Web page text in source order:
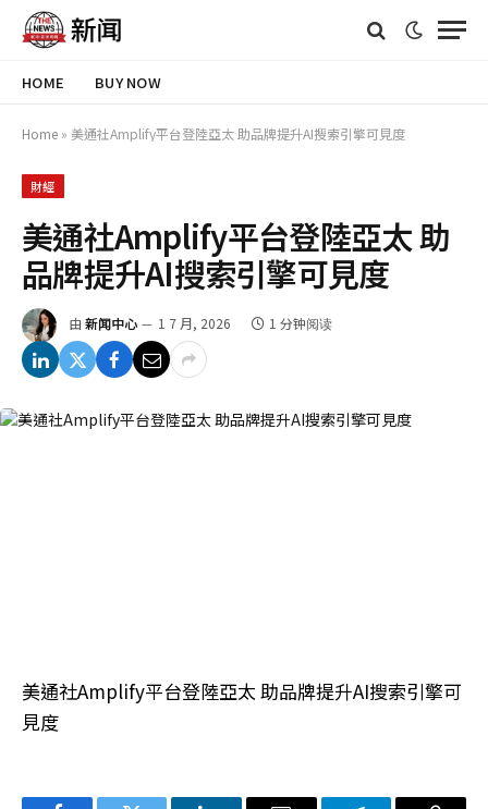
HOME BUY NOW
Home » 美通社Amplify平台登陸亞太 助品牌提升AI搜索引擎可見度
財經
美通社Amplify平台登陸亞太 助
品牌提升AI搜索引擎可見度
由 新闻中心 1 7 月, 2026 1 分钟阅读
美通社Amplify平台登陸亞太 助品牌提升AI搜索引擎可
見度